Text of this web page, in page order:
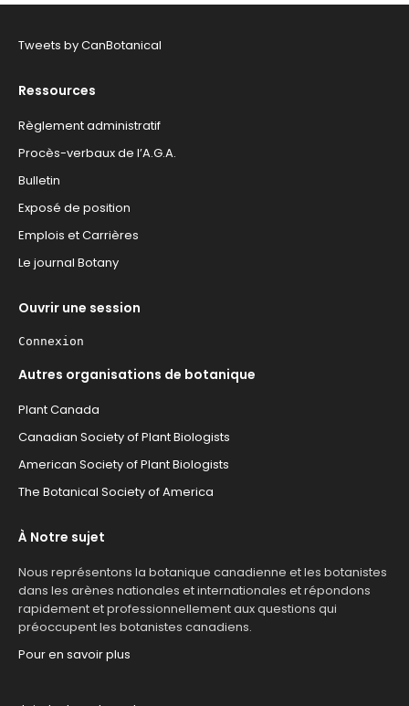
Tweets by CanBotanical
Ressources
Règlement administratif
Procès-verbaux de l’A.G.A.
Bulletin
Exposé de position
Emplois et Carrières
Le journal Botany
Ouvrir une session
Connexion
Autres organisations de botanique
Plant Canada
Canadian Society of Plant Biologists
American Society of Plant Biologists
The Botanical Society of America
À Notre sujet
Nous représentons la botanique canadienne et les botanistes
dans les arènes nationales et internationales et répondons
rapidement et professionnellement aux questions qui
préoccupent les botanistes canadiens.
Pour en savoir plus